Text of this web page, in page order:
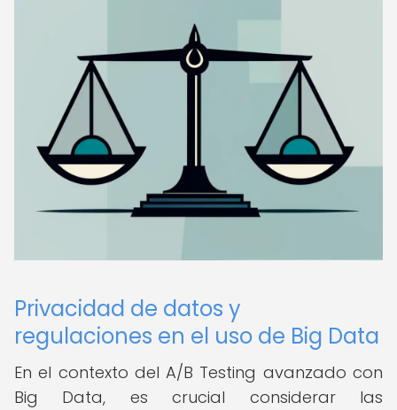
Privacidad de datos y
regulaciones en el uso de Big Data
En el contexto del A/B Testing avanzado con
Big Data, es crucial considerar las